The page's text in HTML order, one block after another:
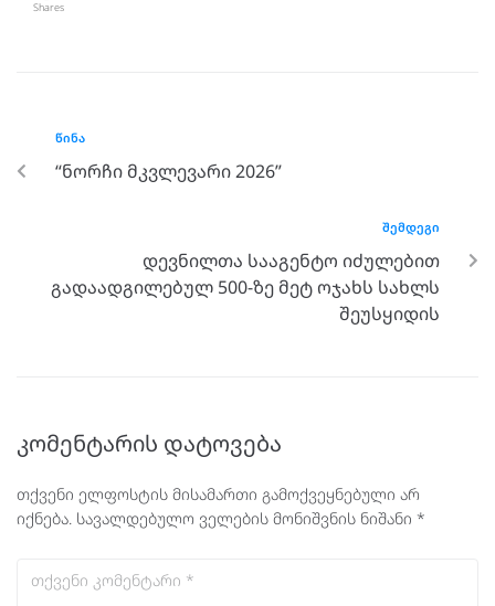
Shares
ᲬᲘᲜᲐ
“ნორჩი მკვლევარი 2026”
ᲨᲔᲛᲓᲔᲒᲘ
დევნილთა სააგენტო იძულებით
გადაადგილებულ 500-ზე მეტ ოჯახს სახლს
შეუსყიდის
კომენტარის დატოვება
თქვენი ელფოსტის მისამართი გამოქვეყნებული არ
იქნება. სავალდებულო ველების მონიშვნის ნიშანი *